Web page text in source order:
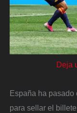
Deja
España ha
para sellar el